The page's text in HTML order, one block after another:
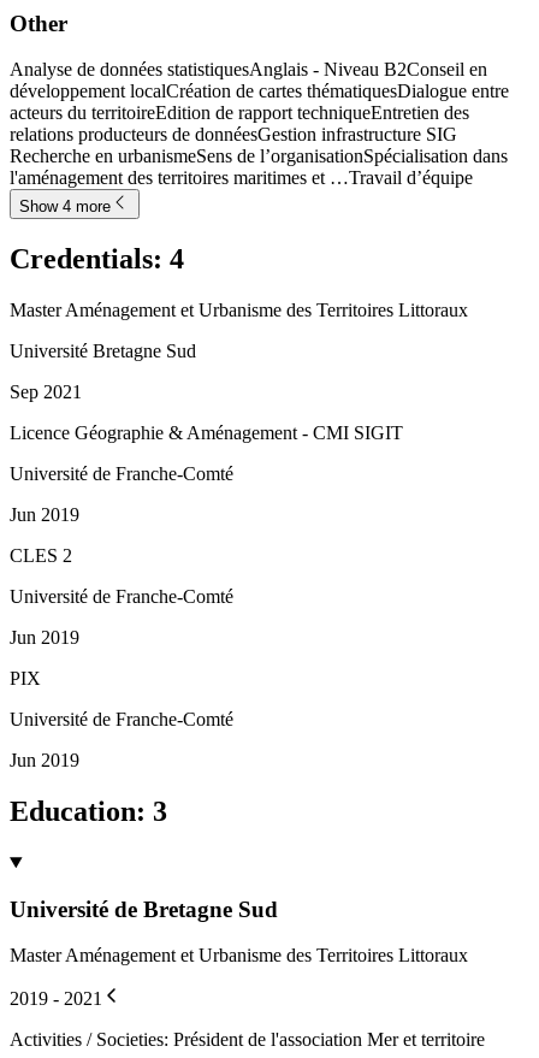
Other
Analyse de données statistiquesAnglais - Niveau B2Conseil en
développement localCréation de cartes thématiquesDialogue entre
acteurs du territoireEdition de rapport techniqueEntretien des
relations producteurs de donnéesGestion infrastructure SIG
Recherche en urbanismeSens de l’organisationSpécialisation dans
l'aménagement des territoires maritimes et …Travail d’équipe
Show 4 more
Credentials: 4
Master Aménagement et Urbanisme des Territoires Littoraux
Université Bretagne Sud
Sep 2021
Licence Géographie & Aménagement - CMI SIGIT
Université de Franche-Comté
Jun 2019
CLES 2
Université de Franche-Comté
Jun 2019
PIX
Université de Franche-Comté
Jun 2019
Education: 3
Université de Bretagne Sud
Master Aménagement et Urbanisme des Territoires Littoraux
2019 - 2021
Activities / Societies: Président de l'association Mer et territoire